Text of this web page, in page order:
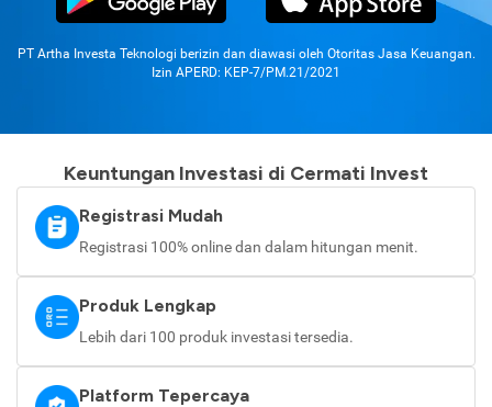
PT Artha Investa Teknologi berizin dan diawasi oleh Otoritas Jasa Keuangan.
Izin APERD: KEP-7/PM.21/2021
Keuntungan Investasi di Cermati Invest
Registrasi Mudah
Registrasi 100% online dan dalam hitungan menit.
Produk Lengkap
Lebih dari 100 produk investasi tersedia.
Platform Tepercaya